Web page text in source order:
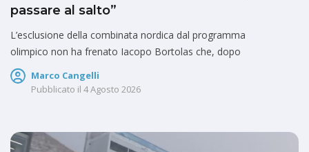
passare al salto”
L’esclusione della combinata nordica dal programma
olimpico non ha frenato Iacopo Bortolas che, dopo
Marco Cangelli
Pubblicato il 4 Agosto 2026